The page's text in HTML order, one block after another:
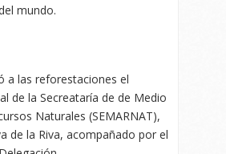
mundo.
a las reforestaciones el
de la Secreataría de de Medio
Naturales (SEMARNAT),
de la Riva, acompañado por el